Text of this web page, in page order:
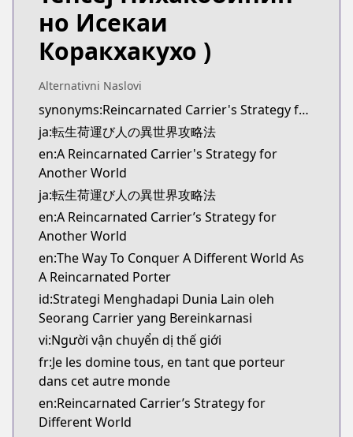
Kitsu
https://kitsu.app/manga/tensei-ni-hakobi-jin-no-
CDJapan
CDJapan
https://www.anime-planet.com/manga/https://
MangaUpdates
MangaUpdates
https://www.mangaupdates.com/
novelUpdates
novelUpdates
https://www.novelupdates.com/series/the-way-
Book☆Walker
Book☆Walker
https://bookwalker.jp/series/447670/list
Official English
Official English
https://sevenseasentertainment.com/series/a-
но Исекаи
Коракхакухо )
Alternativni Naslovi
synonyms:Reincarnated Carrier's Strategy for Different World
ja:転生荷運び人の異世界攻略法
en:A Reincarnated Carrier's Strategy for
Another World
ja:転生荷運び人の異世界攻略法
en:A Reincarnated Carrier’s Strategy for
Another World
en:The Way To Conquer A Different World As
A Reincarnated Porter
id:Strategi Menghadapi Dunia Lain oleh
Seorang Carrier yang Bereinkarnasi
vi:Người vận chuyển dị thế giới
fr:Je les domine tous, en tant que porteur
dans cet autre monde
en:Reincarnated Carrier’s Strategy for
Different World